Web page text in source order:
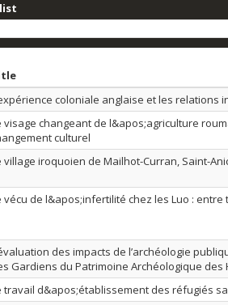
date in descending order
coloniale anglaise et les relations
visage changeant de l&apos;agriculture
culturel
village iroquoien de Mailhot-Curran, Saint-
vécu de l&apos;infertilité chez les Luo :
des impacts de l’archéologie
Gardiens du Patrimoine Archéologique
travail d&apos;établissement des réfugiés